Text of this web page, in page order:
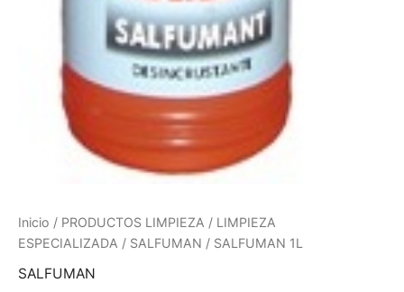
Inicio / PRODUCTOS LIMPIEZA / LIMPIEZA
ESPECIALIZADA / SALFUMAN / SALFUMAN 1L
SALFUMAN